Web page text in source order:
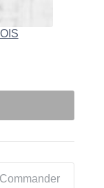
Commander